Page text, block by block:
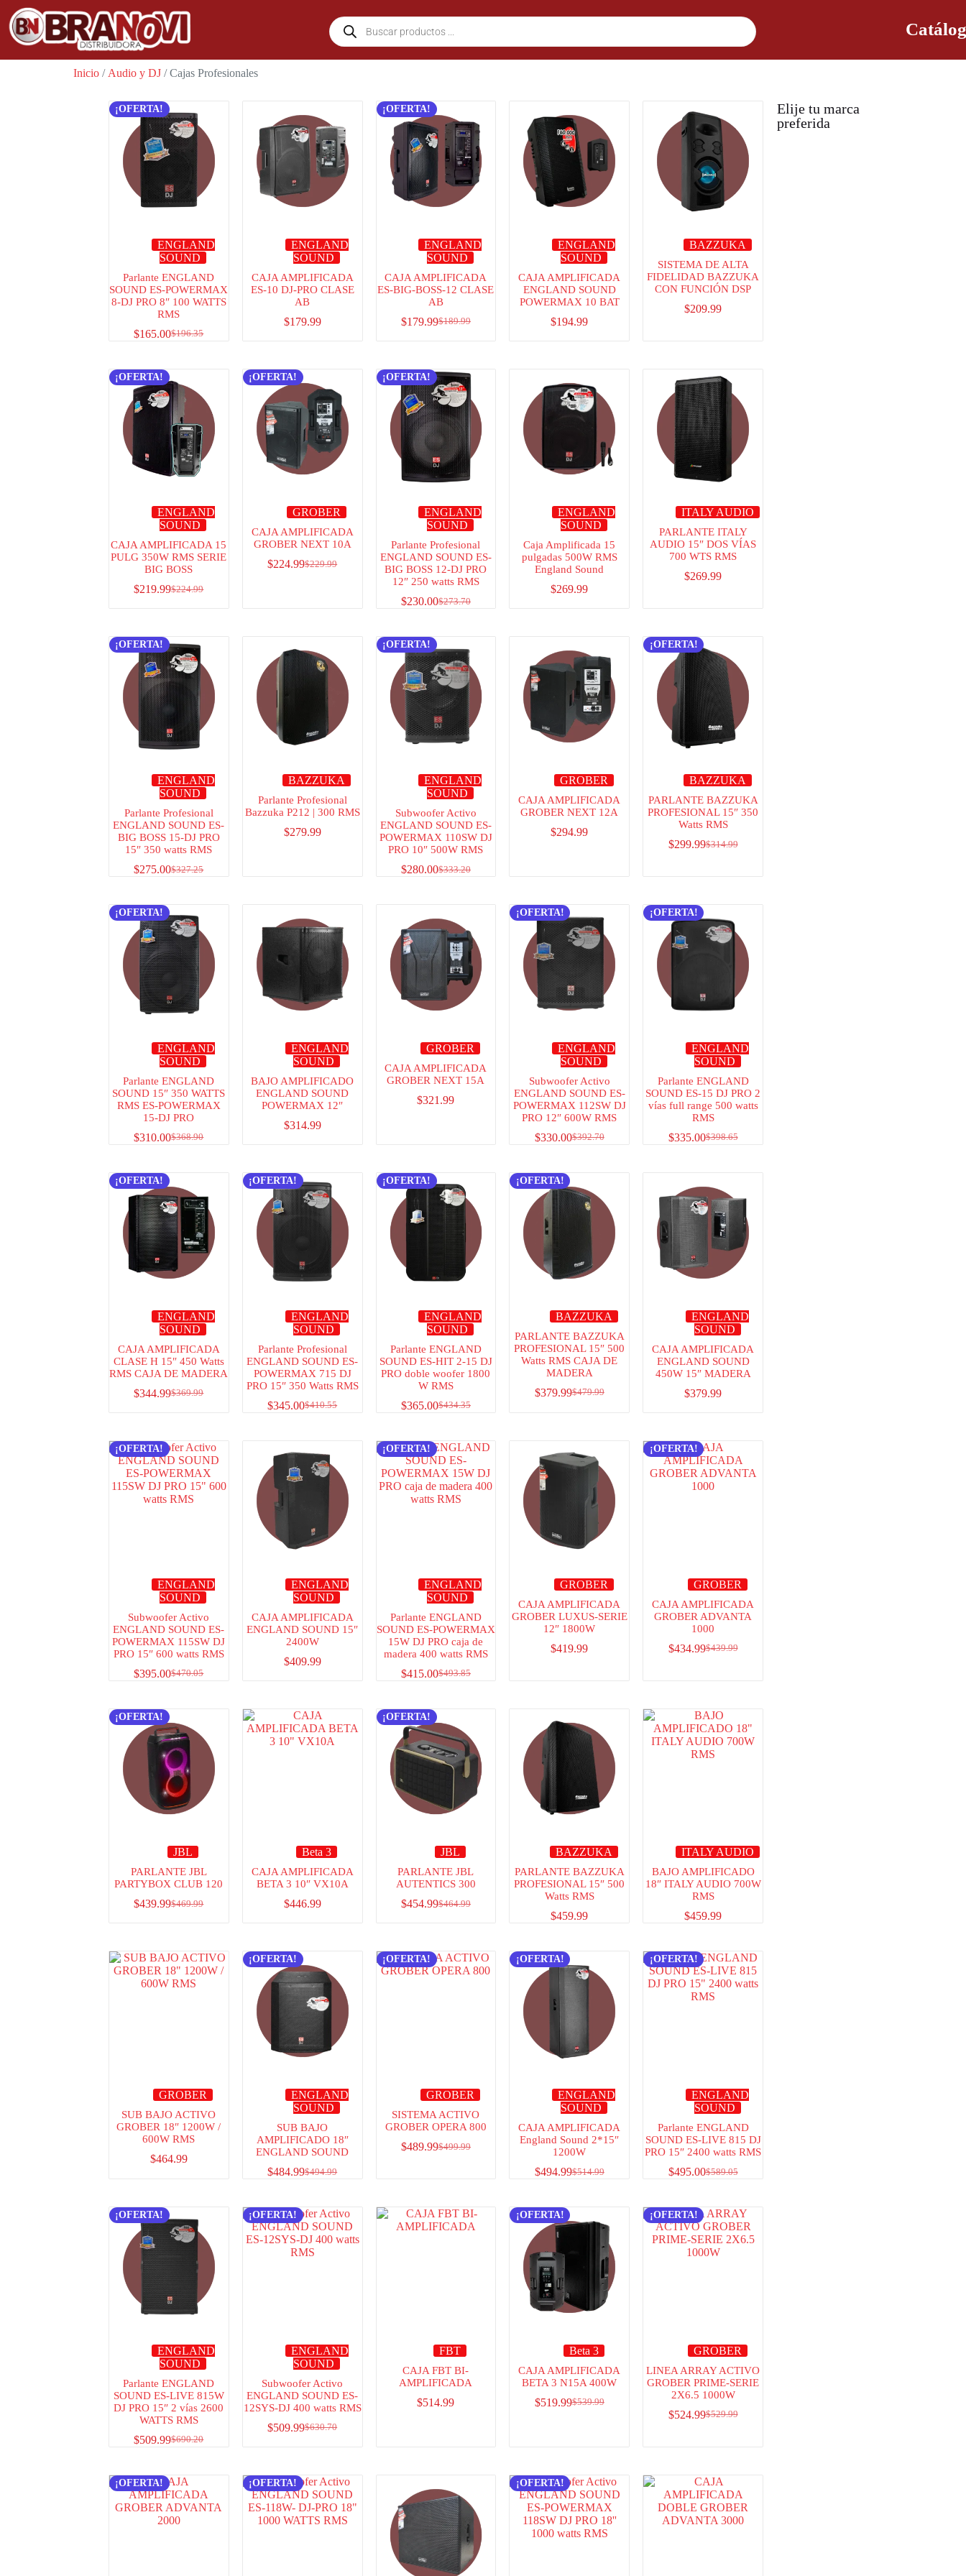
Inicio / Audio y DJ / Cajas Profesionales
¡OFERTA!
ENGLAND
SOUND
Parlante ENGLAND
SOUND ES-POWERMAX
8-DJ PRO 8″ 100 WATTS
RMS
$196.35
$165.00
ENGLAND
SOUND
CAJA AMPLIFICADA
ES-10 DJ-PRO CLASE
AB
$179.99
¡OFERTA!
ENGLAND
SOUND
CAJA AMPLIFICADA
ES-BIG-BOSS-12 CLASE
AB
$189.99
$179.99
ENGLAND
SOUND
CAJA AMPLIFICADA
ENGLAND SOUND
POWERMAX 10 BAT
$194.99
BAZZUKA
SISTEMA DE ALTA
FIDELIDAD BAZZUKA
CON FUNCIÓN DSP
$209.99
¡OFERTA!
ENGLAND
SOUND
CAJA AMPLIFICADA 15
PULG 350W RMS SERIE
BIG BOSS
$224.99
$219.99
¡OFERTA!
GROBER
CAJA AMPLIFICADA
GROBER NEXT 10A
$229.99
$224.99
¡OFERTA!
ENGLAND
SOUND
Parlante Profesional
ENGLAND SOUND ES-
BIG BOSS 12-DJ PRO
12″ 250 watts RMS
$273.70
$230.00
ENGLAND
SOUND
Caja Amplificada 15
pulgadas 500W RMS
England Sound
$269.99
ITALY AUDIO
PARLANTE ITALY
AUDIO 15″ DOS VÍAS
700 WTS RMS
$269.99
¡OFERTA!
ENGLAND
SOUND
Parlante Profesional
ENGLAND SOUND ES-
BIG BOSS 15-DJ PRO
15″ 350 watts RMS
$327.25
$275.00
BAZZUKA
Parlante Profesional
Bazzuka P212 | 300 RMS
$279.99
¡OFERTA!
ENGLAND
SOUND
Subwoofer Activo
ENGLAND SOUND ES-
POWERMAX 110SW DJ
PRO 10″ 500W RMS
$333.20
$280.00
GROBER
CAJA AMPLIFICADA
GROBER NEXT 12A
$294.99
¡OFERTA!
BAZZUKA
PARLANTE BAZZUKA
PROFESIONAL 15″ 350
Watts RMS
$314.99
$299.99
¡OFERTA!
ENGLAND
SOUND
Parlante ENGLAND
SOUND 15″ 350 WATTS
RMS ES-POWERMAX
15-DJ PRO
$368.90
$310.00
ENGLAND
SOUND
BAJO AMPLIFICADO
ENGLAND SOUND
POWERMAX 12″
$314.99
GROBER
CAJA AMPLIFICADA
GROBER NEXT 15A
$321.99
¡OFERTA!
ENGLAND
SOUND
Subwoofer Activo
ENGLAND SOUND ES-
POWERMAX 112SW DJ
PRO 12″ 600W RMS
$392.70
$330.00
¡OFERTA!
ENGLAND
SOUND
Parlante ENGLAND
SOUND ES-15 DJ PRO 2
vías full range 500 watts
RMS
$398.65
$335.00
¡OFERTA!
ENGLAND
SOUND
CAJA AMPLIFICADA
CLASE H 15″ 450 Watts
RMS CAJA DE MADERA
$369.99
$344.99
¡OFERTA!
ENGLAND
SOUND
Parlante Profesional
ENGLAND SOUND ES-
POWERMAX 715 DJ
PRO 15″ 350 Watts RMS
$410.55
$345.00
¡OFERTA!
ENGLAND
SOUND
Parlante ENGLAND
SOUND ES-HIT 2-15 DJ
PRO doble woofer 1800
W RMS
$434.35
$365.00
¡OFERTA!
BAZZUKA
PARLANTE BAZZUKA
PROFESIONAL 15″ 500
Watts RMS CAJA DE
MADERA
$479.99
$379.99
ENGLAND
SOUND
CAJA AMPLIFICADA
ENGLAND SOUND
450W 15″ MADERA
$379.99
¡OFERTA!
ENGLAND
SOUND
Subwoofer Activo
ENGLAND SOUND ES-
POWERMAX 115SW DJ
PRO 15″ 600 watts RMS
$470.05
$395.00
ENGLAND
SOUND
CAJA AMPLIFICADA
ENGLAND SOUND 15″
2400W
$409.99
¡OFERTA!
ENGLAND
SOUND
Parlante ENGLAND
SOUND ES-POWERMAX
15W DJ PRO caja de
madera 400 watts RMS
$493.85
$415.00
GROBER
CAJA AMPLIFICADA
GROBER LUXUS-SERIE
12″ 1800W
$419.99
¡OFERTA!
GROBER
CAJA AMPLIFICADA
GROBER ADVANTA
1000
$439.99
$434.99
¡OFERTA!
JBL
PARLANTE JBL
PARTYBOX CLUB 120
$469.99
$439.99
Beta 3
CAJA AMPLIFICADA
BETA 3 10″ VX10A
$446.99
¡OFERTA!
JBL
PARLANTE JBL
AUTENTICS 300
$464.99
$454.99
BAZZUKA
PARLANTE BAZZUKA
PROFESIONAL 15″ 500
Watts RMS
$459.99
ITALY AUDIO
BAJO AMPLIFICADO
18″ ITALY AUDIO 700W
RMS
$459.99
GROBER
SUB BAJO ACTIVO
GROBER 18″ 1200W /
600W RMS
$464.99
¡OFERTA!
ENGLAND
SOUND
SUB BAJO
AMPLIFICADO 18″
ENGLAND SOUND
$494.99
$484.99
¡OFERTA!
GROBER
SISTEMA ACTIVO
GROBER OPERA 800
$499.99
$489.99
¡OFERTA!
ENGLAND
SOUND
CAJA AMPLIFICADA
England Sound 2*15″
1200W
$514.99
$494.99
¡OFERTA!
ENGLAND
SOUND
Parlante ENGLAND
SOUND ES-LIVE 815 DJ
PRO 15″ 2400 watts RMS
$589.05
$495.00
¡OFERTA!
ENGLAND
SOUND
Parlante ENGLAND
SOUND ES-LIVE 815W
DJ PRO 15″ 2 vías 2600
WATTS RMS
$690.20
$509.99
¡OFERTA!
ENGLAND
SOUND
Subwoofer Activo
ENGLAND SOUND ES-
12SYS-DJ 400 watts RMS
$630.70
$509.99
FBT
CAJA FBT BI-
AMPLIFICADA
$514.99
¡OFERTA!
Beta 3
CAJA AMPLIFICADA
BETA 3 N15A 400W
$539.99
$519.99
¡OFERTA!
GROBER
LINEA ARRAY ACTIVO
GROBER PRIME-SERIE
2X6.5 1000W
$529.99
$524.99
¡OFERTA! ¡OFERTA! ¡OFERTA!
Elije tu marca
preferida